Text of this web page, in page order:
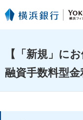
【「新規」に
融資手数料型